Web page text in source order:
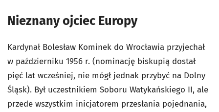
Nieznany ojciec Europy
Kardynał Bolesław Kominek do Wrocławia przyjechał
w październiku 1956 r. (nominację biskupią dostał
pięć lat wcześniej, nie mógł jednak przybyć na Dolny
Śląsk). Był uczestnikiem Soboru Watykańskiego II, ale
przede wszystkim inicjatorem przesłania pojednania,